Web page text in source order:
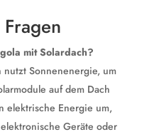
mit Solardach?
nutzt Sonnenenergie, um
auf dem Dach
elektrische Energie um,
Geräte oder